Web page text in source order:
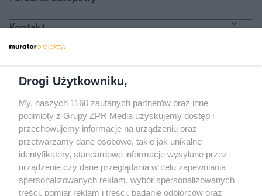
Kontakt
Odwiedź grupę na Facebooku
Gdybym budował drugi raz - mądry Polak
przed budową
Forum Muratora
Drogi Użytkowniku,
My, naszych 1160 zaufanych partnerów oraz inne
podmioty z Grupy ZPR Media uzyskujemy dostęp i
przechowujemy informacje na urządzeniu oraz
przetwarzamy dane osobowe, takie jak unikalne
identyfikatory, standardowe informacje wysyłane przez
urządzenie czy dane przeglądania w celu zapewniania
spersonalizowanych reklam, wybór spersonalizowanych
treści, pomiar reklam i treści, badanie odbiorców oraz